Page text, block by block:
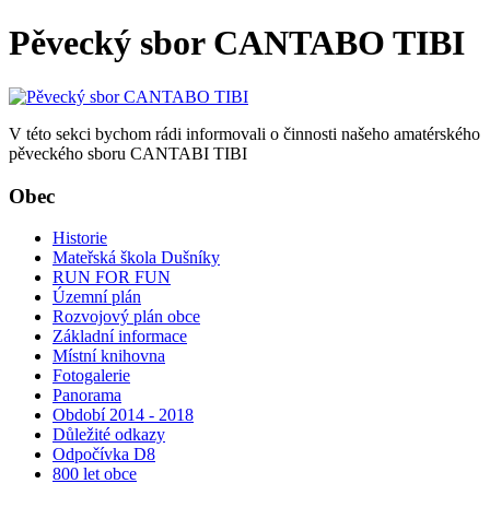
Pěvecký sbor CANTABO TIBI
V této sekci bychom rádi informovali o činnosti našeho amatérského
pěveckého sboru CANTABI TIBI
Obec
Historie
Mateřská škola Dušníky
RUN FOR FUN
Územní plán
Rozvojový plán obce
Základní informace
Místní knihovna
Fotogalerie
Panorama
Období 2014 - 2018
Důležité odkazy
Odpočívka D8
800 let obce